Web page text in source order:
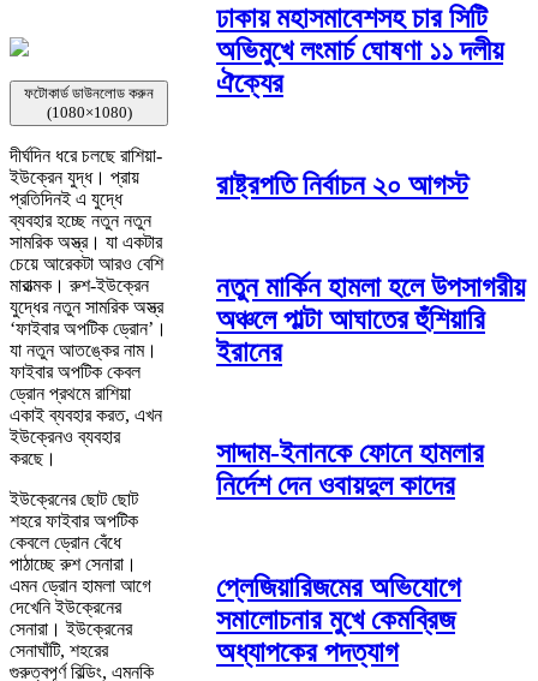
ফটোকার্ড ডাউনলোড করুন
(1080×1080)
দীর্ঘদিন ধরে চলছে রাশিয়া-
ইউক্রেন যুদ্ধ। প্রায়
প্রতিদিনই এ যুদ্ধে
ব্যবহার হচ্ছে নতুন নতুন
সামরিক অস্ত্র। যা একটার
চেয়ে আরেকটা আরও বেশি
মারাত্মক। রুশ-ইউক্রেন
যুদ্ধের নতুন সামরিক অস্ত্র
‘ফাইবার অপটিক ড্রোন’।
যা নতুন আতঙ্কের নাম।
ফাইবার অপটিক কেবল
ড্রোন প্রথমে রাশিয়া
একাই ব্যবহার করত, এখন
ইউক্রেনও ব্যবহার
করছে।
ইউক্রেনের ছোট ছোট
শহরে ফাইবার অপটিক
কেবলে ড্রোন বেঁধে
পাঠাচ্ছে রুশ সেনারা।
এমন ড্রোন হামলা আগে
দেখেনি ইউক্রেনের
সেনারা। ইউক্রেনের
সেনাঘাঁটি, শহরের
গুরুত্বপূর্ণ বিল্ডিং, এমনকি
ঢাকায় মহাসমাবেশসহ চার সিটি
অভিমুখে লংমার্চ ঘোষণা ১১ দলীয়
ঐক্যের
রাষ্ট্রপতি নির্বাচন ২০ আগস্ট
নতুন মার্কিন হামলা হলে উপসাগরীয়
অঞ্চলে পাল্টা আঘাতের হুঁশিয়ারি
ইরানের
সাদ্দাম-ইনানকে ফোনে হামলার
নির্দেশ দেন ওবায়দুল কাদের
প্লেজিয়ারিজমের অভিযোগে
সমালোচনার মুখে কেমব্রিজ
অধ্যাপকের পদত্যাগ